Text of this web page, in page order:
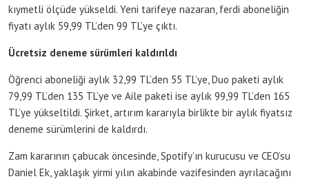
kıymetli ölçüde yükseldi. Yeni tarifeye nazaran, ferdi aboneliğin
fiyatı aylık 59,99 TL’den 99 TL’ye çıktı.
Ücretsiz deneme sürümleri kaldırıldı
Öğrenci aboneliği aylık 32,99 TL’den 55 TL’ye, Duo paketi aylık
79,99 TL’den 135 TL’ye ve Aile paketi ise aylık 99,99 TL’den 165
TL’ye yükseltildi. Şirket, artırım kararıyla birlikte bir aylık fiyatsız
deneme sürümlerini de kaldırdı.
Zam kararının çabucak öncesinde, Spotify’ın kurucusu ve CEO’su
Daniel Ek, yaklaşık yirmi yılın akabinde vazifesinden ayrılacağını